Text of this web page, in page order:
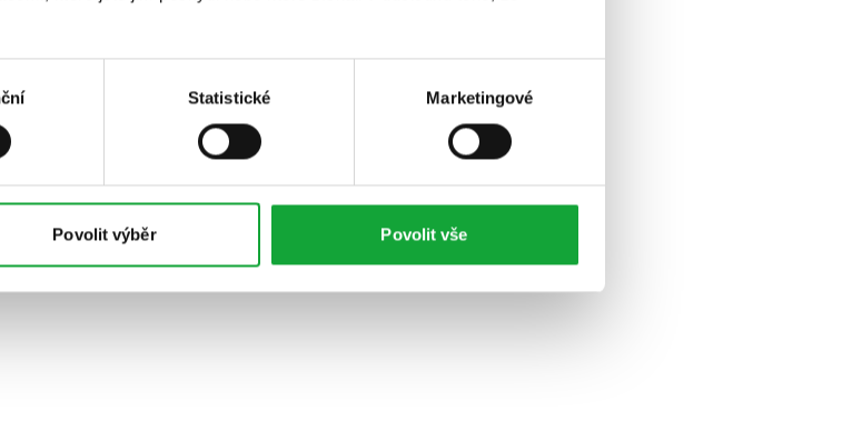
Statistické Marketingové
Povolit výběr Povolit vše